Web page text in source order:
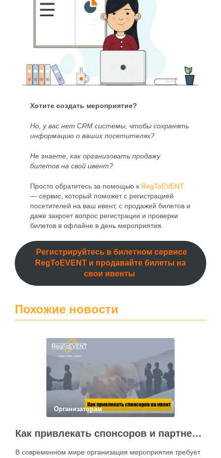
Хотите создать мероприятие?
Но, у вас нет CRM системы, чтобы сохранять
информацию о ваших посетителях?
Не знаете, как организовать продажу
билетов на свой ивент?
Просто обратитесь за помощью к RegToEVENT
— сервис, который поможет с регистрацией
посетителей на ваш ивент, с продажей билетов и
даже закроет вопрос регистрации и проверки
билетов в офлайне в день мероприятия.
Регистрируйтесь в билетном сервисе
RegToEVENT и продавайте билеты на
свои ивенты
Похожие новости
Организаторам
Как привлекать спонсоров и партнеров на мероприятие
В современном мире организация мероприятия требует